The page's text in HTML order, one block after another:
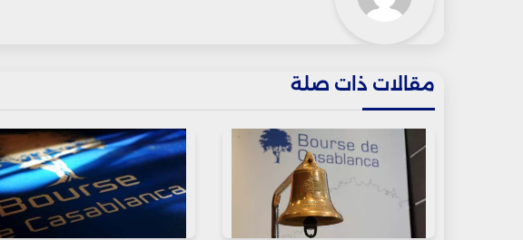
مقالات ذات صلة